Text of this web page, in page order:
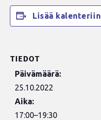
Lisää kalenteriin
TIEDOT
Päivämäärä:
25.10.2022
Aika:
17:00–19:30